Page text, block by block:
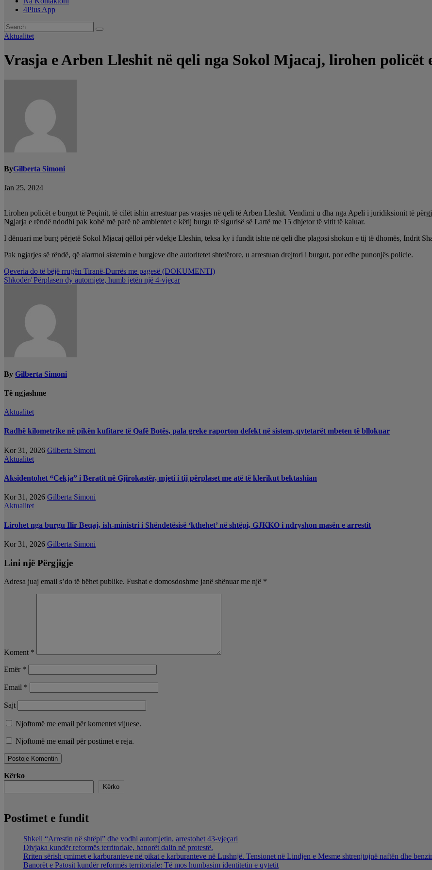
4Plus App
Aktualitet
Vrasja e Arben Lleshit në qeli nga Sokol Mjacaj, lirohen policët
ByGilberta Simoni
Jan 25, 2024
Lirohen policët e burgut të Peqinit, të cilët ishin arrestuar pas vrasjes në qeli të Arben Lleshit. Vendimi u dha nga Apeli i juridiksionit të
Ngjarja e rëndë ndodhi pak kohë më parë në ambientet e këtij burgu të sigurisë së Lartë me 15 dhjetor të vitit të kaluar.
I dënuari me burg përjetë Sokol Mjacaj qëlloi për vdekje Lleshin, teksa ky i fundit ishte në qeli dhe plagosi shokun e tij të dhomës, Indrit
Pak ngjarjes së rëndë, që alarmoi sistemin e burgjeve dhe autoritetet shtetërore, u arrestuan drejtori i burgut, por edhe punonjës policie.
Lëvizje
te
Qeveria do të bëjë rrugën Tiranë-Durrës me pagesë (DOKUMENTI)
Shkodër/ Përplasen dy automjete, humb jetën një 4-vjeçar
By Gilberta Simoni
Të ngjashme
Aktualitet
Radhë kilometrike në pikën kufitare të Qafë Botës, pala greke raporton defekt në sistem, qytetarët mbeten të bllokuar
Kor 31, 2026 Gilberta Simoni
Aktualitet
Aksidentohet “Cekja” i Beratit në Gjirokastër, mjeti i tij përplaset me atë të klerikut bektashian
Kor 31, 2026 Gilberta Simoni
Aktualitet
Lirohet nga burgu Ilir Beqaj, ish-ministri i Shëndetësisë ‘kthehet’ në shtëpi, GJKKO i ndryshon masën e arrestit
Kor 31, 2026 Gilberta Simoni
Lini një Përgjigje
Adresa juaj email s’do të bëhet publike. Fushat e domosdoshme janë shënuar me një *
Koment *
Emër *
Email *
Sajt
Njoftomë me email për komentet vijuese.
Njoftomë me email për postimet e reja.
Kërko
Kërko
Postimet e fundit
Shkeli “Arrestin në shtëpi” dhe vodhi automjetin, arrestohet 43-vjeçari
Divjaka kundër reformës territoriale, banorët dalin në protestë.
Rriten sërish çmimet e karburanteve në pikat e karburanteve në Lushnjë. Tensionet në Lindjen e Mesme shtrenjtojnë naftën dhe
Banorët e Patosit kundër reformës territoriale: Të mos humbasim identitetin e qytetit